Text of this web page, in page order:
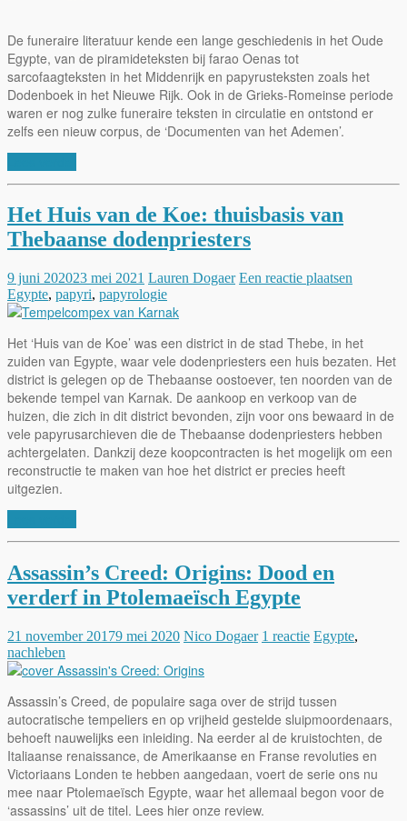
De funeraire literatuur kende een lange geschiedenis in het Oude
Egypte, van de piramideteksten bij farao Oenas tot
sarcofaagteksten in het Middenrijk en papyrusteksten zoals het
Dodenboek in het Nieuwe Rijk. Ook in de Grieks-Romeinse periode
waren er nog zulke funeraire teksten in circulatie en ontstond er
zelfs een nieuw corpus, de ‘Documenten van het Ademen’.
Het Huis van de Koe: thuisbasis van
Thebaanse dodenpriesters
9 juni 202023 mei 2021 Lauren Dogaer Een reactie plaatsen
Egypte, papyri, papyrologie
Het ‘Huis van de Koe’ was een district in de stad Thebe, in het
zuiden van Egypte, waar vele dodenpriesters een huis bezaten. Het
district is gelegen op de Thebaanse oostoever, ten noorden van de
bekende tempel van Karnak. De aankoop en verkoop van de
huizen, die zich in dit district bevonden, zijn voor ons bewaard in de
vele papyrusarchieven die de Thebaanse dodenpriesters hebben
achtergelaten. Dankzij deze koopcontracten is het mogelijk om een
reconstructie te maken van hoe het district er precies heeft
uitgezien.
Assassin’s Creed: Origins: Dood en
verderf in Ptolemaeïsch Egypte
21 november 20179 mei 2020 Nico Dogaer 1 reactie Egypte,
nachleben
Assassin’s Creed, de populaire saga over de strijd tussen
autocratische tempeliers en op vrijheid gestelde sluipmoordenaars,
behoeft nauwelijks een inleiding. Na eerder al de kruistochten, de
Italiaanse renaissance, de Amerikaanse en Franse revoluties en
Victoriaans Londen te hebben aangedaan, voert de serie ons nu
mee naar Ptolemaeïsch Egypte, waar het allemaal begon voor de
‘assassins’ uit de titel. Lees hier onze review.